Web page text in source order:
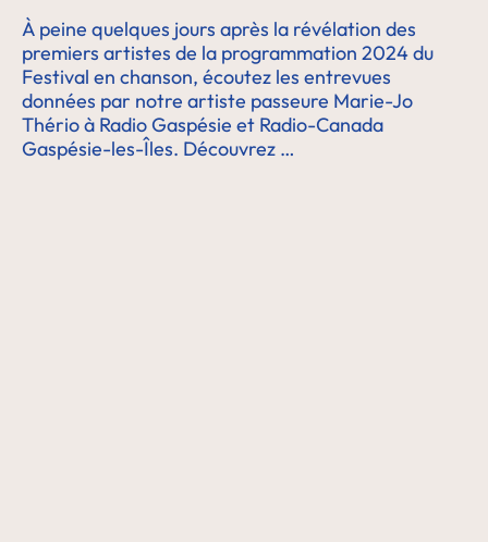
À peine quelques jours après la révélation des
premiers artistes de la programmation 2024 du
Festival en chanson, écoutez les entrevues
données par notre artiste passeure Marie-Jo
Thério à Radio Gaspésie et Radio-Canada
Gaspésie-les-Îles. Découvrez …